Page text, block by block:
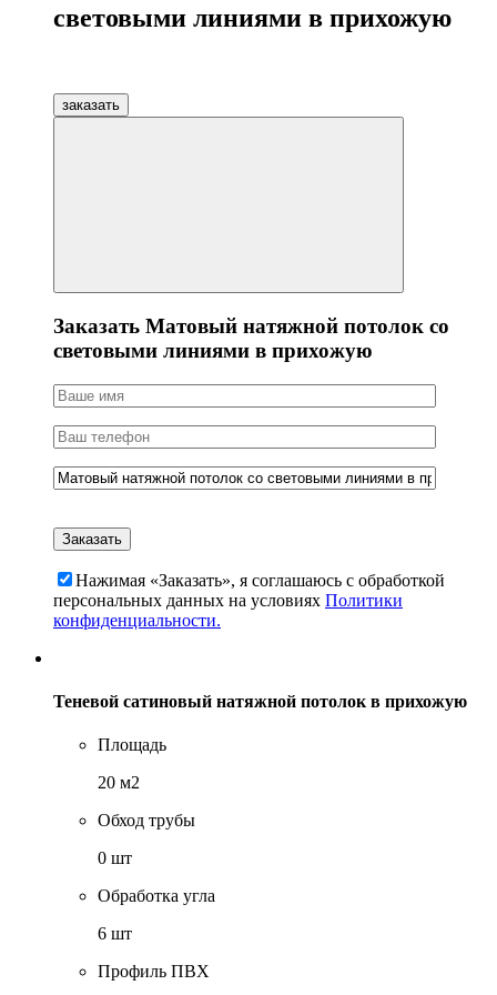
световыми линиями в прихожую
заказать
Заказать Матовый натяжной потолок со
световыми линиями в прихожую
Нажимая «Заказать», я соглашаюсь c обработкой
персональных данных на условиях Политики
конфиденциальности.
Теневой сатиновый натяжной потолок в прихожую
Площадь
20 м2
Обход трубы
0 шт
Обработка угла
6 шт
Профиль ПВХ